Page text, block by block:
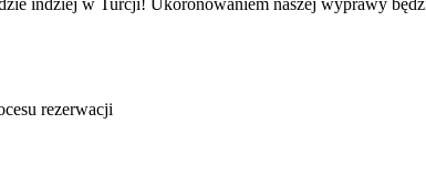
rezerwacji